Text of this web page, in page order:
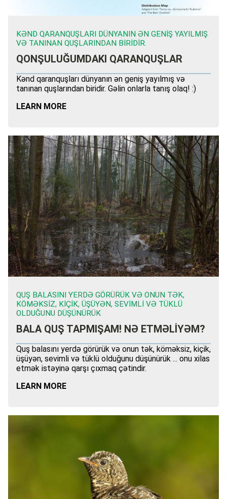
KƏND QARANQUŞLARI DÜNYANIN ƏN GENIŞ YAYILMIŞ
VƏ TANINAN QUŞLARINDAN BIRIDIR.
QONŞULUĞUMDAKI QARANQUŞLAR
Kənd qaranquşları dünyanın ən geniş yayılmış və
tanınan quşlarından biridir. Gəlin onlarla tanış olaq! :)
LEARN MORE
QUŞ BALASINI YERDƏ GÖRÜRÜK VƏ ONUN TƏK,
KÖMƏKSIZ, KIÇIK, ÜŞÜYƏN, SEVIMLI VƏ TÜKLÜ
OLDUĞUNU DÜŞÜNÜRÜK
BALA QUŞ TAPMIŞAM! NƏ ETMƏLİYƏM?
Quş balasını yerdə görürük və onun tək, köməksiz, kiçik,
üşüyən, sevimli və tüklü olduğunu düşünürük ... onu xilas
etmək istəyinə qarşı çıxmaq çətindir.
LEARN MORE